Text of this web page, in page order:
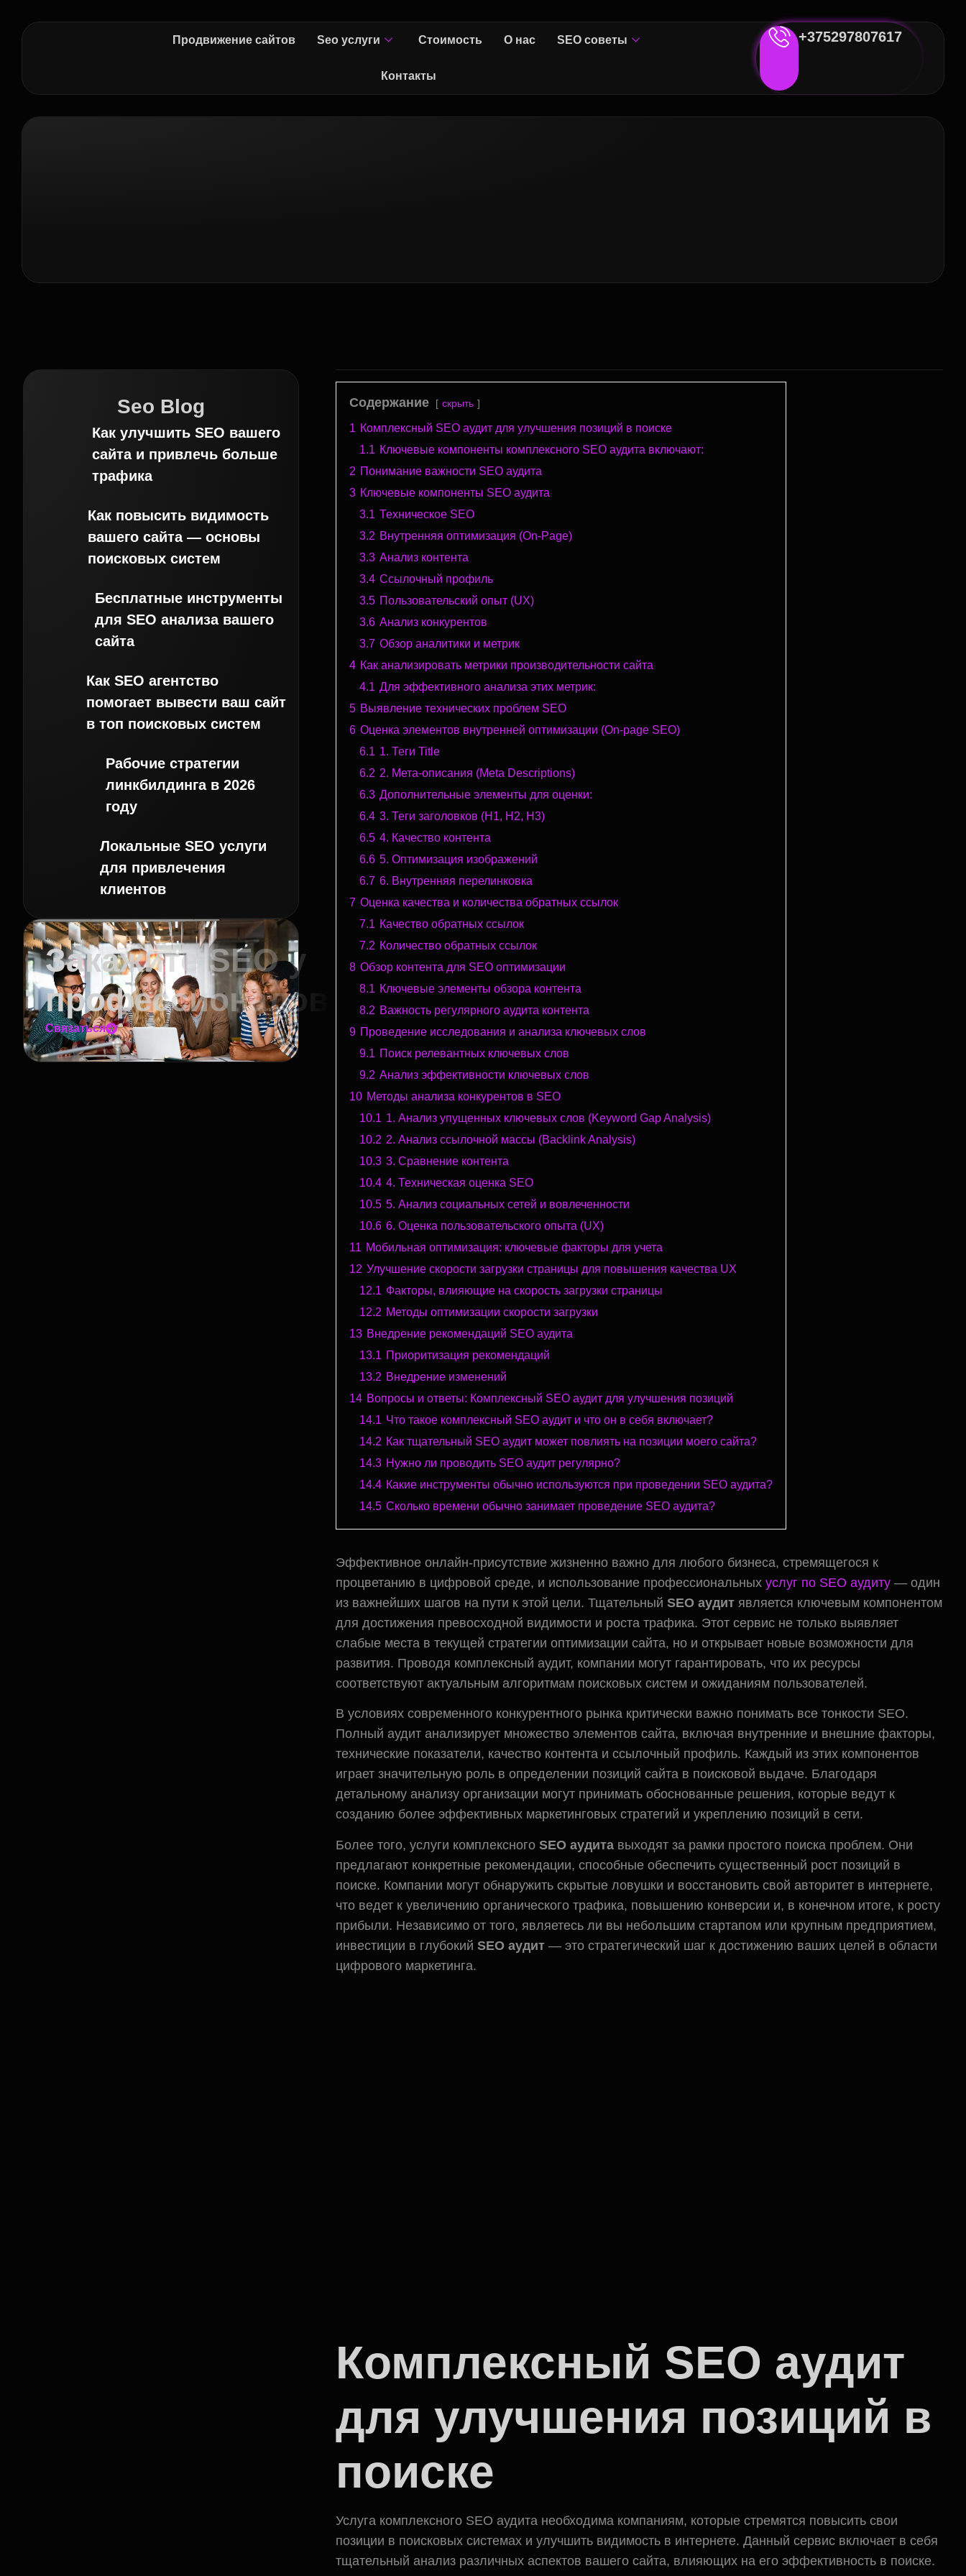
Продвижение сайтов Seo услуги Стоимость О нас SEO советы
Контакты
+375297807617
Seo Blog
Как улучшить SEO вашего
сайта и привлечь больше
трафика
Как повысить видимость
вашего сайта — основы
поисковых систем
Бесплатные инструменты
для SEO анализа вашего
сайта
Как SEO агентство
помогает вывести ваш сайт
в топ поисковых систем
Рабочие стратегии
линкбилдинга в 2026
году
Локальные SEO услуги
для привлечения
клиентов
Закажите SEO у
профессионалов
Связаться
Содержание скрыть
1 Комплексный SEO аудит для улучшения позиций в поиске
1.1 Ключевые компоненты комплексного SEO аудита включают:
2 Понимание важности SEO аудита
3 Ключевые компоненты SEO аудита
3.1 Техническое SEO
3.2 Внутренняя оптимизация (On-Page)
3.3 Анализ контента
3.4 Ссылочный профиль
3.5 Пользовательский опыт (UX)
3.6 Анализ конкурентов
3.7 Обзор аналитики и метрик
4 Как анализировать метрики производительности сайта
4.1 Для эффективного анализа этих метрик:
5 Выявление технических проблем SEO
6 Оценка элементов внутренней оптимизации (On-page SEO)
6.1 1. Теги Title
6.2 2. Мета-описания (Meta Descriptions)
6.3 Дополнительные элементы для оценки:
6.4 3. Теги заголовков (H1, H2, H3)
6.5 4. Качество контента
6.6 5. Оптимизация изображений
6.7 6. Внутренняя перелинковка
7 Оценка качества и количества обратных ссылок
7.1 Качество обратных ссылок
7.2 Количество обратных ссылок
8 Обзор контента для SEO оптимизации
8.1 Ключевые элементы обзора контента
8.2 Важность регулярного аудита контента
9 Проведение исследования и анализа ключевых слов
9.1 Поиск релевантных ключевых слов
9.2 Анализ эффективности ключевых слов
10 Методы анализа конкурентов в SEO
10.1 1. Анализ упущенных ключевых слов (Keyword Gap Analysis)
10.2 2. Анализ ссылочной массы (Backlink Analysis)
10.3 3. Сравнение контента
10.4 4. Техническая оценка SEO
10.5 5. Анализ социальных сетей и вовлеченности
10.6 6. Оценка пользовательского опыта (UX)
11 Мобильная оптимизация: ключевые факторы для учета
12 Улучшение скорости загрузки страницы для повышения качества UX
12.1 Факторы, влияющие на скорость загрузки страницы
12.2 Методы оптимизации скорости загрузки
13 Внедрение рекомендаций SEO аудита
13.1 Приоритизация рекомендаций
13.2 Внедрение изменений
14 Вопросы и ответы: Комплексный SEO аудит для улучшения позиций
14.1 Что такое комплексный SEO аудит и что он в себя включает?
14.2 Как тщательный SEO аудит может повлиять на позиции моего сайта?
14.3 Нужно ли проводить SEO аудит регулярно?
14.4 Какие инструменты обычно используются при проведении SEO аудита?
14.5 Сколько времени обычно занимает проведение SEO аудита?
Эффективное онлайн-присутствие жизненно важно для любого бизнеса, стремящегося к
процветанию в цифровой среде, и использование профессиональныхуслуг по SEO аудиту — один
из важнейших шагов на пути к этой цели. ТщательныйSEO аудит является ключевым компонентом
для достижения превосходной видимости и роста трафика. Этот сервис не только выявляет
слабые места в текущей стратегии оптимизации сайта, но и открывает новые возможности для
развития. Проводя комплексный аудит, компании могут гарантировать, что их ресурсы
соответствуют актуальным алгоритмам поисковых систем и ожиданиям пользователей.
В условиях современного конкурентного рынка критически важно понимать все тонкости SEO.
Полный аудит анализирует множество элементов сайта, включая внутренние и внешние факторы,
технические показатели, качество контента и ссылочный профиль. Каждый из этих компонентов
играет значительную роль в определении позиций сайта в поисковой выдаче. Благодаря
детальному анализу организации могут принимать обоснованные решения, которые ведут к
созданию более эффективных маркетинговых стратегий и укреплению позиций в сети.
Более того, услуги комплексногоSEO аудита выходят за рамки простого поиска проблем. Они
предлагают конкретные рекомендации, способные обеспечить существенный рост позиций в
поиске. Компании могут обнаружить скрытые ловушки и восстановить свой авторитет в интернете,
что ведет к увеличению органического трафика, повышению конверсии и, в конечном итоге, к росту
прибыли. Независимо от того, являетесь ли вы небольшим стартапом или крупным предприятием,
инвестиции в глубокийSEO аудит — это стратегический шаг к достижению ваших целей в области
цифрового маркетинга.
Комплексный SEO аудит
для улучшения позиций в
поиске
Услуга комплексного SEO аудита необходима компаниям, которые стремятся повысить свои
позиции в поисковых системах и улучшить видимость в интернете. Данный сервис включает в себя
тщательный анализ различных аспектов вашего сайта, влияющих на его эффективность в поиске.